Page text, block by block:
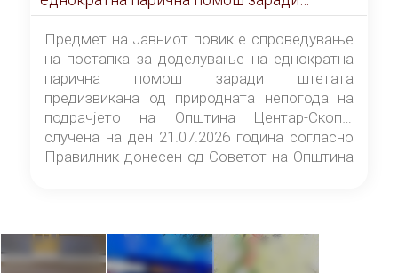
штетата предизвикана од природната
непогода на подрачјето на Општина
Центар-Скопје случена на ден 21.07.2026
година
Предмет на Јавниот повик е спроведување
на постапка за доделување на еднократна
парична помош заради штетата
предизвикана од природната непогода на
подрачјето на Општина Центар-Скопје
случена на ден 21.07.2026 година согласно
Правилник донесен од Советот на Општина